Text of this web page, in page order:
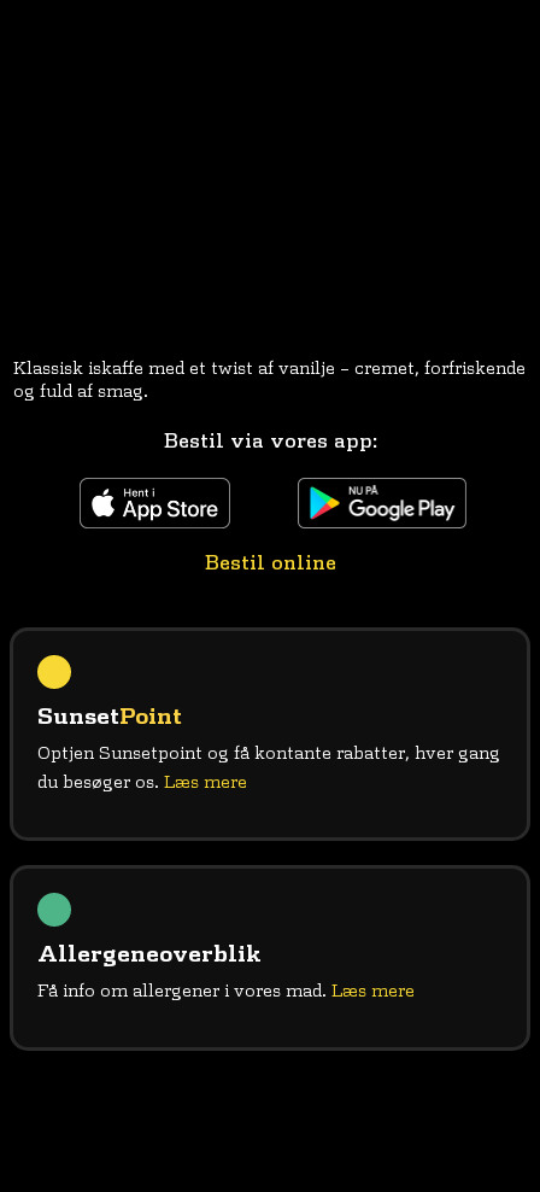
Klassisk iskaffe med et twist af vanilje – cremet, forfriskende
og fuld af smag.
Bestil via vores app:
Bestil online
SunsetPoint
Optjen Sunsetpoint og få kontante rabatter, hver gang
du besøger os. Læs mere
Allergeneoverblik
Få info om allergener i vores mad. Læs mere